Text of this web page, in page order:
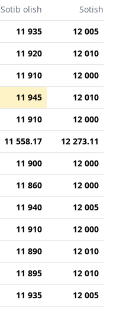
Sotib olish
Sotish
11 935
12 005
11 920
12 010
11 910
12 000
11 945
12 010
11 910
12 000
11 558.17
12 273.11
11 900
12 000
11 860
12 000
11 940
12 005
11 910
12 000
11 890
12 010
11 895
12 010
11 935
12 005